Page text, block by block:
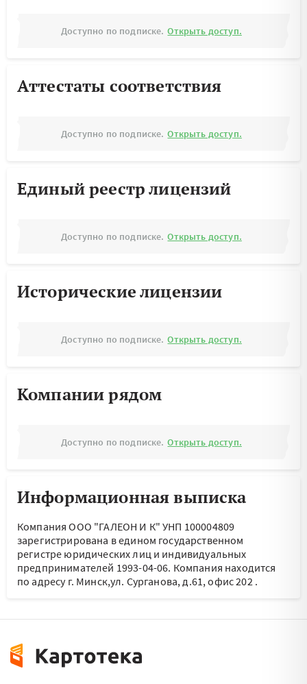
Доступно по подписке. Открыть доступ.
Аттестаты соответствия
Доступно по подписке. Открыть доступ.
Единый реестр лицензий
Доступно по подписке. Открыть доступ.
Исторические лицензии
Доступно по подписке. Открыть доступ.
Компании рядом
Доступно по подписке. Открыть доступ.
Информационная выписка
Компания ООО "ГАЛЕОН И К" УНП 100004809
зарегистрирована в едином государственном
регистре юридических лиц и индивидуальных
предпринимателей 1993-04-06. Компания находится
по адресу г. Минск,ул. Сурганова, д.61, офис 202.